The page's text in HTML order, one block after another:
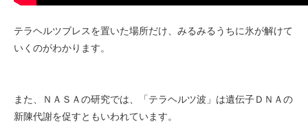
テラヘルツブレスを置いた場所だけ、みるみるうちに氷が解けて
いくのがわかります。
また、ＮＡＳＡの研究では、「テラヘルツ波」は遺伝子ＤＮＡの
新陳代謝を促すともいわれています。